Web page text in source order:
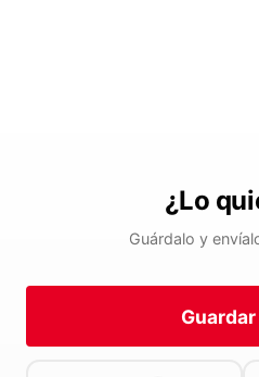
¿Lo
Guárdalo y
Guardar